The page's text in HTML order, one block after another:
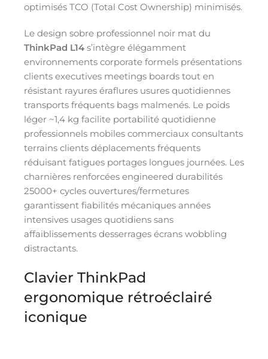
optimisés TCO (Total Cost Ownership) minimisés.
Le design sobre professionnel noir mat du
ThinkPad L14 s’intègre élégamment
environnements corporate formels présentations
clients executives meetings boards tout en
résistant rayures éraflures usures quotidiennes
transports fréquents bags malmenés. Le poids
léger ~1,4 kg facilite portabilité quotidienne
professionnels mobiles commerciaux consultants
terrains clients déplacements fréquents
réduisant fatigues portages longues journées. Les
charnières renforcées engineered durabilités
25000+ cycles ouvertures/fermetures
garantissent fiabilités mécaniques années
intensives usages quotidiens sans
affaiblissements desserrages écrans wobbling
distractants.
Clavier ThinkPad
ergonomique rétroéclairé
iconique